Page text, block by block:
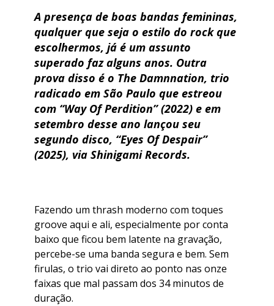
A presença de boas bandas femininas,
qualquer que seja o estilo do rock que
escolhermos, já é um assunto
superado faz alguns anos. Outra
prova disso é o The Damnnation, trio
radicado em São Paulo que estreou
com “Way Of Perdition” (2022) e em
setembro desse ano lançou seu
segundo disco, “Eyes Of Despair”
(2025), via Shinigami Records.
Fazendo um thrash moderno com toques
groove aqui e ali, especialmente por conta
baixo que ficou bem latente na gravação,
percebe-se uma banda segura e bem. Sem
firulas, o trio vai direto ao ponto nas onze
faixas que mal passam dos 34 minutos de
duração.